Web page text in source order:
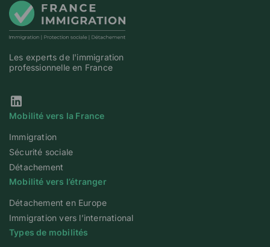
Les experts de l'immigration
professionnelle en France
Notre page Linkedin
Mobilité vers la France
Immigration
Sécurité sociale
Détachement
Mobilité vers l’étranger
Détachement en Europe
Immigration vers l’international
Types de mobilités